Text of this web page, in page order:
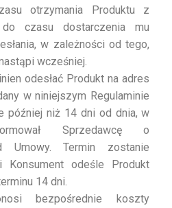
otrzymania Produktu z
czasu dostarczenia mu
w zależności od tego,
wcześniej.
odesłać Produkt na adres
w niniejszym Regulaminie
później niż 14 dni od dnia, w
Sprzedawcę o
Umowy. Termin zostanie
Konsument odeśle Produkt
14 dni.
bezpośrednie koszty